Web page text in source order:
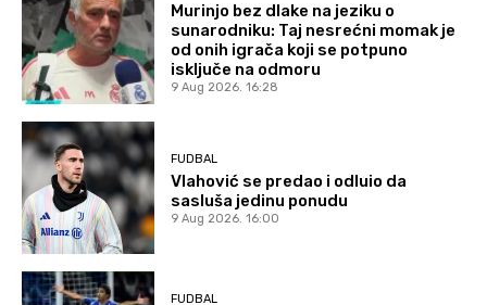
Murinjo bez dlake na jeziku o
sunarodniku: Taj nesrećni momak je
od onih igrača koji se potpuno
isključe na odmoru
9 Aug 2026. 16:28
FUDBAL
Vlahović se predao i odluio da
sasluša jedinu ponudu
9 Aug 2026. 16:00
FUDBAL